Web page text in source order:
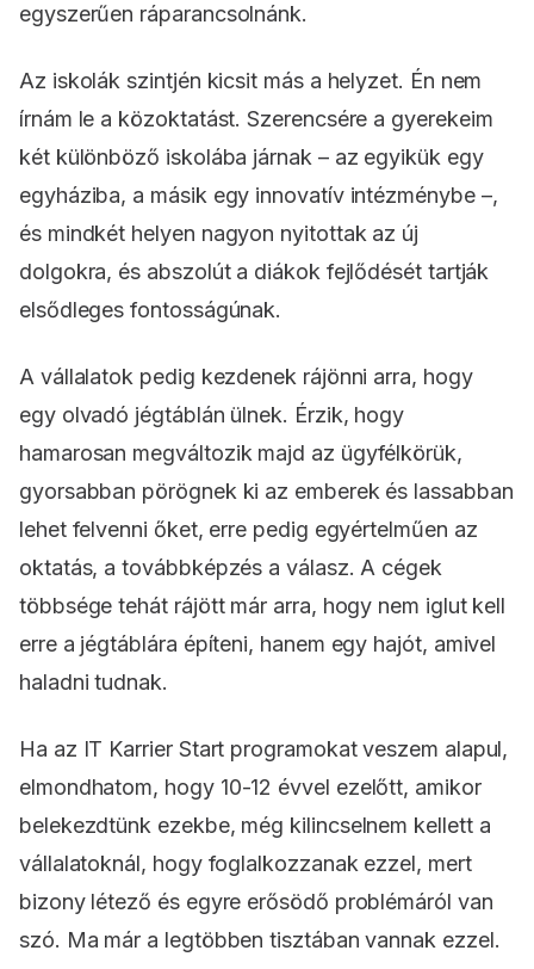
egyszerűen ráparancsolnánk.
Az iskolák szintjén kicsit más a helyzet. Én nem
írnám le a közoktatást. Szerencsére a gyerekeim
két különböző iskolába járnak – az egyikük egy
egyháziba, a másik egy innovatív intézménybe –,
és mindkét helyen nagyon nyitottak az új
dolgokra, és abszolút a diákok fejlődését tartják
elsődleges fontosságúnak.
A vállalatok pedig kezdenek rájönni arra, hogy
egy olvadó jégtáblán ülnek. Érzik, hogy
hamarosan megváltozik majd az ügyfélkörük,
gyorsabban pörögnek ki az emberek és lassabban
lehet felvenni őket, erre pedig egyértelműen az
oktatás, a továbbképzés a válasz. A cégek
többsége tehát rájött már arra, hogy nem iglut kell
erre a jégtáblára építeni, hanem egy hajót, amivel
haladni tudnak.
Ha az IT Karrier Start programokat veszem alapul,
elmondhatom, hogy 10-12 évvel ezelőtt, amikor
belekezdtünk ezekbe, még kilincselnem kellett a
vállalatoknál, hogy foglalkozzanak ezzel, mert
bizony létező és egyre erősödő problémáról van
szó. Ma már a legtöbben tisztában vannak ezzel.